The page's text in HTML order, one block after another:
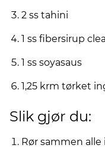
2 ss tahini
1 ss fibersirup
1 ss soyasaus
1,25 krm tørket
Slik gjør du:
Rør sammen